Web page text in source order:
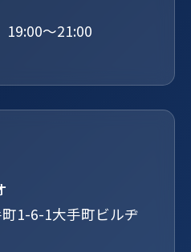
19:00〜21:00
1-6-1大手町ビルヂ